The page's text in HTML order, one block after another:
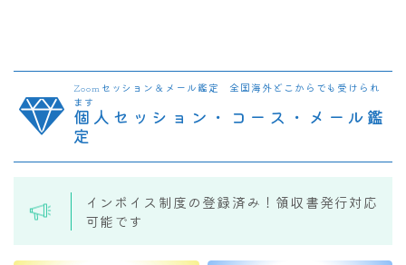
Zoomセッション＆メール鑑定 全国海外どこからでも受けられ
ます
個人セッション・コース・メール鑑
定
インボイス制度の登録済み！領収書発行対応
可能です